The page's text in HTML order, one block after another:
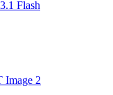
Flash
Image 2